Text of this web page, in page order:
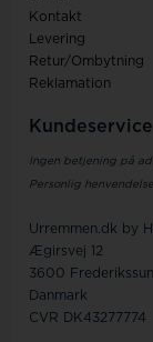
Kontakt
Levering
Retur/Ombytning
Reklamation
Kundeservice
Ingen betjening på
Personlig
Urremmen.dk by
Ægirsvej 12
3600
Danmark
CVR DK43277774